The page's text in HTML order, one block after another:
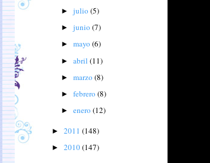
► julio (5)
► junio (7)
► mayo (6)
► abril (11)
► marzo (8)
► febrero (8)
► enero (12)
► 2011 (148)
► 2010(147)